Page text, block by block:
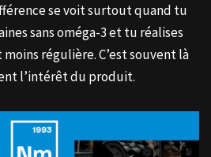
se voit surtout quand tu
sans oméga-3 et tu réalises
régulière. C’est souvent là
l’intérêt du produit.